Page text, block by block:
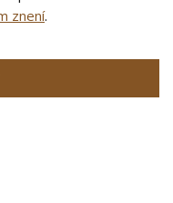
znení.